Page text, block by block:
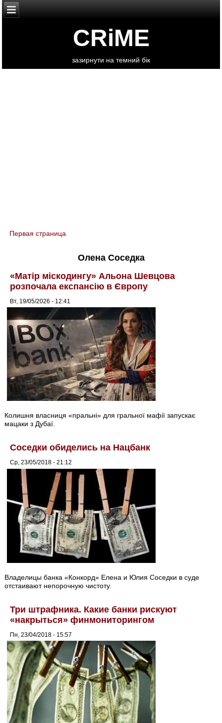
CRiME
зазирнути на темний бік
You are here
Первая страница
Олена Соседка
«Матір міскодингу» Альона Шевцова
розпочала експансію в Європу
Вт, 19/05/2026 - 12:41
Колишня власниця «пральні» для гральної мафії запускає
мацаки з Дубаї.
Соседки обиделись на Нацбанк
Ср, 23/05/2018 - 21:12
Владелицы банка «Конкорд» Елена и Юлия Соседки в суде
отстаивают непорочную чистоту.
Три штрафника. Какие банки рискуют
«накрыться» финмониторингом
Пн, 23/04/2018 - 15:57